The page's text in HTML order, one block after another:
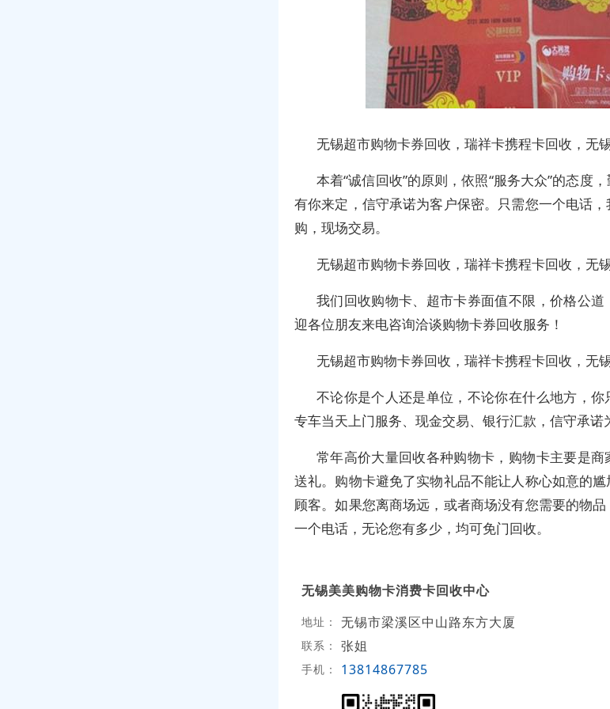
无锡超市购物卡券回收，瑞祥卡携程卡回收，无
本着“诚信回收”的原则，依照“服务大众”的态度
有你来定，信守承诺为客户保密。只需您一个电话
购，现场交易。
无锡超市购物卡券回收，瑞祥卡携程卡回收，无
我们回收购物卡、超市卡券面值不限，价格公
迎各位朋友来电咨询洽谈购物卡券回收服务！
无锡超市购物卡券回收，瑞祥卡携程卡回收，无
不论你是个人还是单位，不论你在什么地方，
专车当天上门服务、现金交易、银行汇款，信守承诺
常年高价大量回收各种购物卡，购物卡主要是
送礼。购物卡避免了实物礼品不能让人称心如意的
顾客。如果您离商场远，或者商场没有您需要的物
一个电话，无论您有多少，均可免门回收。
无锡美美购物卡消费卡回收中心
地址： 无锡市梁溪区中山路东方大厦
联系： 张姐
手机： 13814867785